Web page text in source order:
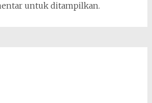
untuk ditampilkan.